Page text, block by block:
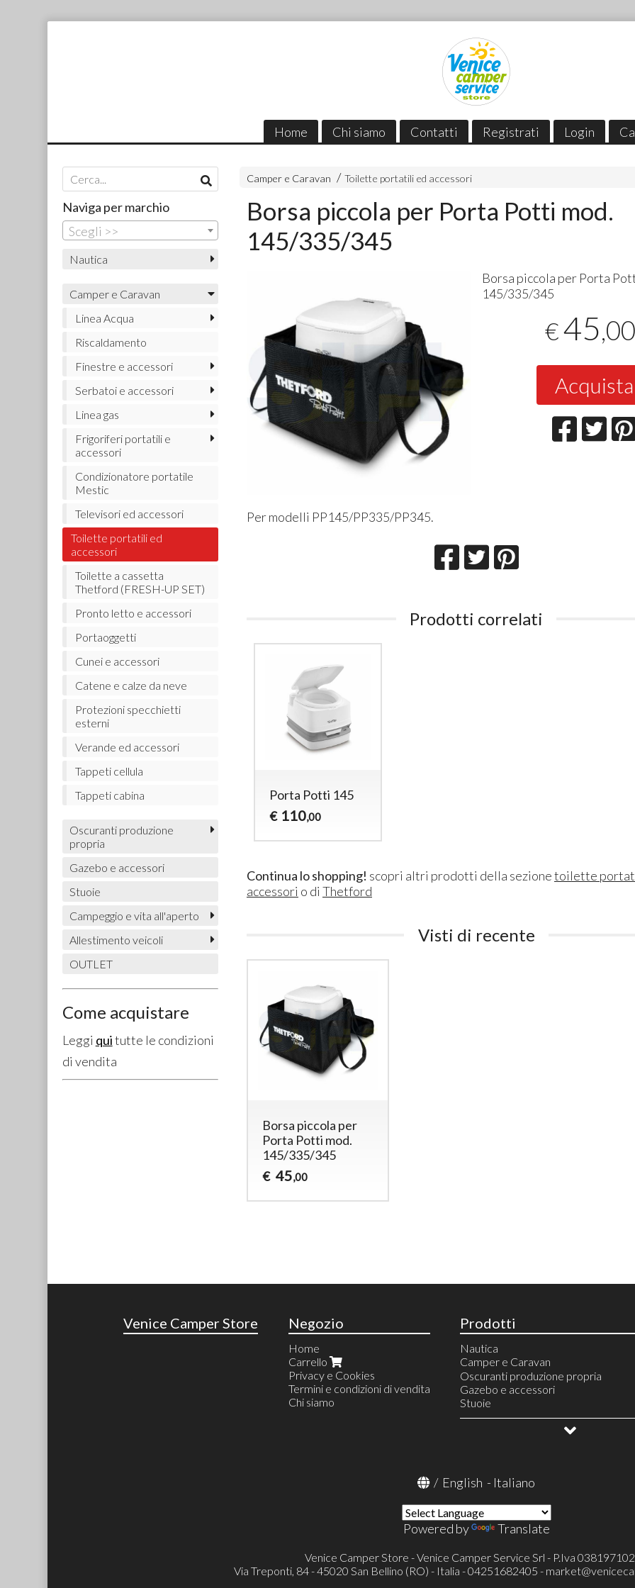
Home Chi siamo Contatti Registrati Login
Camper e Caravan Toilette portatili ed accessori
Borsa piccola per Porta Potti mod.
145/335/345
Borsa piccola per Porta
145/335/345
€45,00
Acquista
Per modelli PP145/PP335/PP345.
Prodotti correlati
Porta Potti 145
€ 110,00
Continua lo shopping! scopri altri prodotti della sezionetoilette
accessori o di Thetford
Visti di recente
Borsa piccola per
Porta Potti mod.
145/335/345
€ 45,00
Naviga per marchio
Scegli >>
Nautica
Camper e Caravan
Linea Acqua
Riscaldamento
Finestre e accessori
Serbatoi e accessori
Linea gas
Frigoriferi portatili e
accessori
Condizionatore portatile
Mestic
Televisori ed accessori
Toilette portatili ed
accessori
Toilette a cassetta
Thetford (FRESH-UP SET)
Pronto letto e accessori
Portaoggetti
Cunei e accessori
Catene e calze da neve
Protezioni specchietti
esterni
Verande ed accessori
Tappeti cellula
Tappeti cabina
Oscuranti produzione
propria
Gazebo e accessori
Stuoie
Campeggio e vita all'aperto
Allestimento veicoli
OUTLET
Come acquistare
Leggi quitutte le condizioni
di vendita
Venice Camper Store Negozio
Home
Carrello
Privacy e Cookies
Termini e condizioni di vendita
Chi siamo
Prodotti
Nautica
Camper e Caravan
Linea Acqua
Riscaldamento
Finestre e accessori
Serbatoi e accessori
Toilette portatili ed accessori
Pronto letto e accessori
Portaoggetti
Cunei e accessori
Protezioni specchietti esterni
Verande ed accessori
Oscuranti produzione propria
Gazebo e accessori
Stuoie
Campeggio e vita all'aperto
/ English - Italiano
Powered by Translate
Venice Camper Store - Venice Camper Service Srl - P.Iva
Via Treponti, 84 - 45020 San Bellino (RO) - Italia - 04251682405 -